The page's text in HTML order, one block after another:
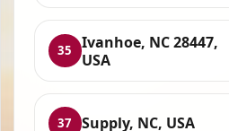
35
Ivanhoe, NC 28447,
USA
37 Supply, NC, USA